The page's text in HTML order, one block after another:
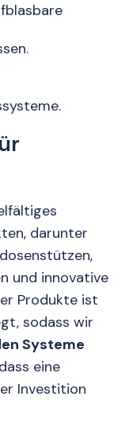
darunter
und innovative
Produkte ist
sodass wir
Systeme
eine
Investition